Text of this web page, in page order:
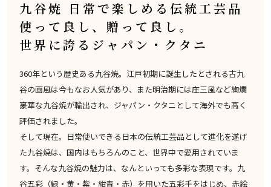
九谷焼 日常で楽しめる伝統工芸品
使って良し、贈って良し。
世界に誇るジャパン・クタニ
360年という歴史ある九谷焼。江戸初期に誕生したとされる古九
谷の画風は今もなお人気があり、また明治期には庄三風など絢爛
豪華な九谷焼が輸出され、ジャパン・クタニとして海外でも高く
評価されました。
そして現在。日常使いできる日本の伝統工芸品として進化を遂げ
た九谷焼は、国内はもちろんのこと、世界中で愛用されていま
す。そんな九谷焼の魅力は、なんといっても多彩な表現です。九
谷五彩（緑・黄・紫・紺青・赤）を用いた五彩手をはじめ、赤絵